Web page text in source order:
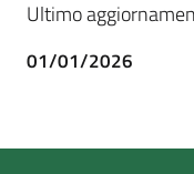
Ultimo
01/01/2026